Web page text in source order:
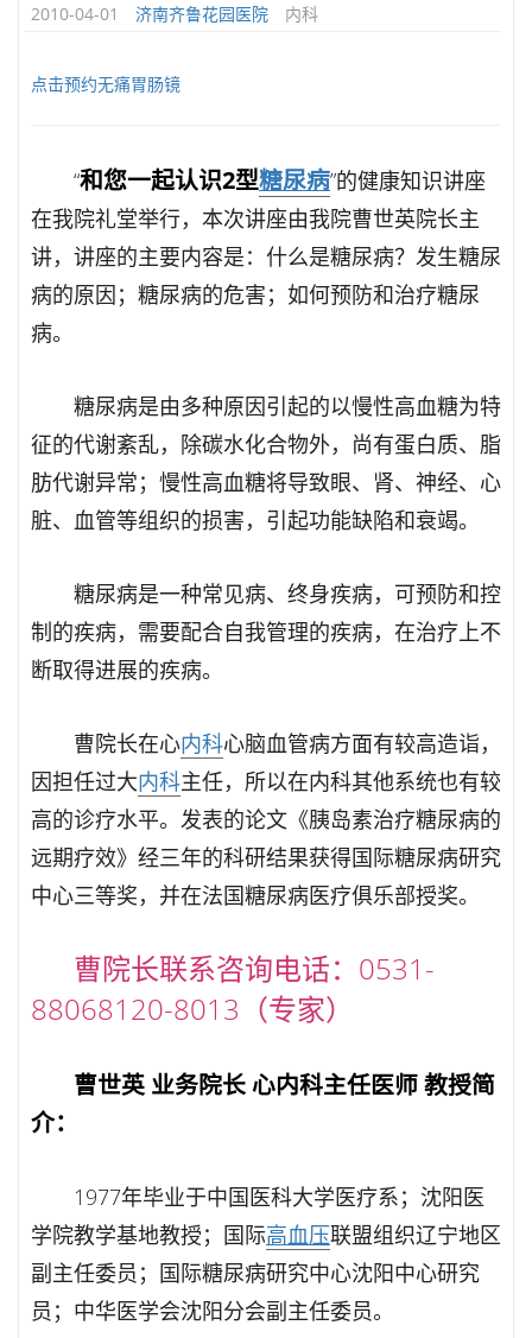
2010-04-01 济南齐鲁花园医院 内科
点击预约无痛胃肠镜
“和您一起认识2型糖尿病”的健康知识讲座
在我院礼堂举行，本次讲座由我院曹世英院长主
讲，讲座的主要内容是：什么是糖尿病？发生糖尿
病的原因；糖尿病的危害；如何预防和治疗糖尿
病。
糖尿病是由多种原因引起的以慢性高血糖为特
征的代谢紊乱，除碳水化合物外，尚有蛋白质、脂
肪代谢异常；慢性高血糖将导致眼、肾、神经、心
脏、血管等组织的损害，引起功能缺陷和衰竭。
糖尿病是一种常见病、终身疾病，可预防和控
制的疾病，需要配合自我管理的疾病，在治疗上不
断取得进展的疾病。
曹院长在心内科心脑血管病方面有较高造诣，
因担任过大内科主任，所以在内科其他系统也有较
高的诊疗水平。发表的论文《胰岛素治疗糖尿病的
远期疗效》经三年的科研结果获得国际糖尿病研究
中心三等奖，并在法国糖尿病医疗俱乐部授奖。
曹院长联系咨询电话：0531-
88068120-8013（专家）
曹世英 业务院长 心内科主任医师 教授简
介：
1977年毕业于中国医科大学医疗系；沈阳医
学院教学基地教授；国际高血压联盟组织辽宁地区
副主任委员；国际糖尿病研究中心沈阳中心研究
员；中华医学会沈阳分会副主任委员。